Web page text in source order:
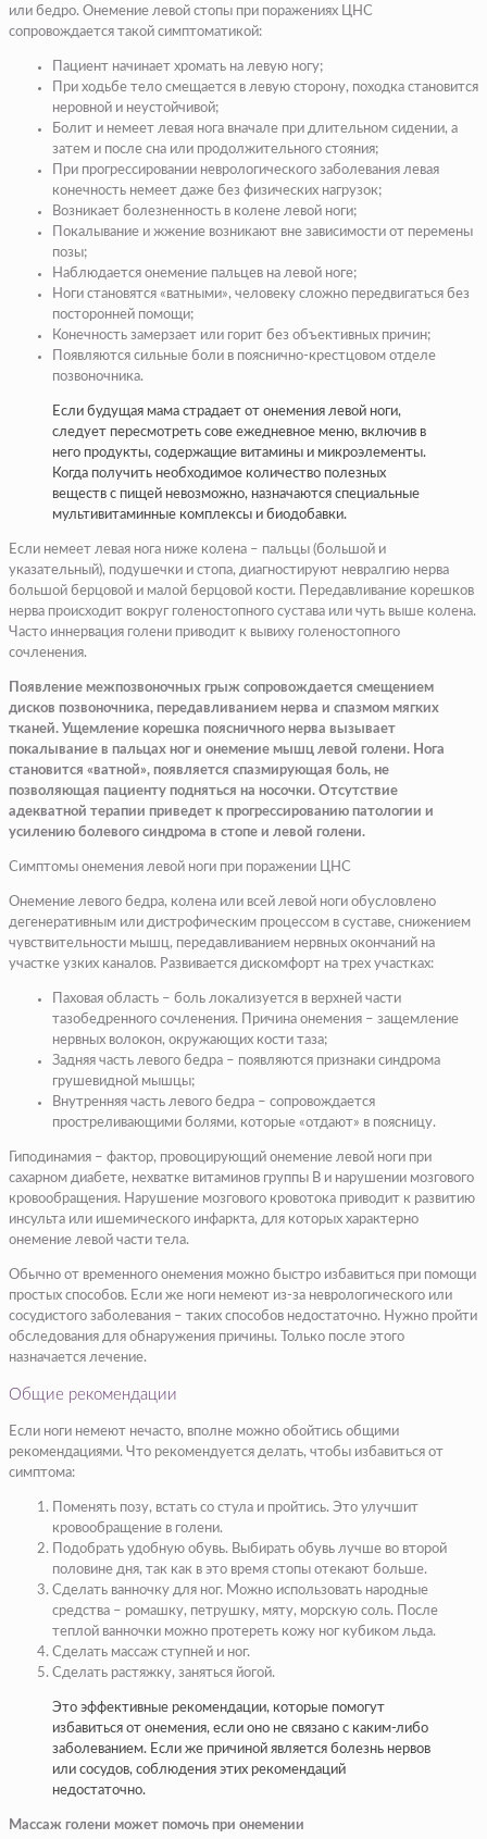
или бедро. Онемение левой стопы при поражениях ЦНС
сопровождается такой симптоматикой:
Пациент начинает хромать на левую ногу;
При ходьбе тело смещается в левую сторону, походка становится
неровной и неустойчивой;
Болит и немеет левая нога вначале при длительном сидении, а
затем и после сна или продолжительного стояния;
При прогрессировании неврологического заболевания левая
конечность немеет даже без физических нагрузок;
Возникает болезненность в колене левой ноги;
Покалывание и жжение возникают вне зависимости от перемены
позы;
Наблюдается онемение пальцев на левой ноге;
Ноги становятся «ватными», человеку сложно передвигаться без
посторонней помощи;
Конечность замерзает или горит без объективных причин;
Появляются сильные боли в пояснично-крестцовом отделе
позвоночника.
Если будущая мама страдает от онемения левой ноги,
следует пересмотреть сове ежедневное меню, включив в
него продукты, содержащие витамины и микроэлементы.
Когда получить необходимое количество полезных
веществ с пищей невозможно, назначаются специальные
мультивитаминные комплексы и биодобавки.
Если немеет левая нога ниже колена – пальцы (большой и
указательный), подушечки и стопа, диагностируют невралгию нерва
большой берцовой и малой берцовой кости. Передавливание корешков
нерва происходит вокруг голеностопного сустава или чуть выше колена.
Часто иннервация голени приводит к вывиху голеностопного
сочленения.
Появление межпозвоночных грыж сопровождается смещением
дисков позвоночника, передавливанием нерва и спазмом мягких
тканей. Ущемление корешка поясничного нерва вызывает
покалывание в пальцах ног и онемение мышц левой голени. Нога
становится «ватной», появляется спазмирующая боль, не
позволяющая пациенту подняться на носочки. Отсутствие
адекватной терапии приведет к прогрессированию патологии и
усилению болевого синдрома в стопе и левой голени.
Симптомы онемения левой ноги при поражении ЦНС
Онемение левого бедра, колена или всей левой ноги обусловлено
дегенеративным или дистрофическим процессом в суставе, снижением
чувствительности мышц, передавливанием нервных окончаний на
участке узких каналов. Развивается дискомфорт на трех участках:
Паховая область – боль локализуется в верхней части
тазобедренного сочленения. Причина онемения – защемление
нервных волокон, окружающих кости таза;
Задняя часть левого бедра – появляются признаки синдрома
грушевидной мышцы;
Внутренняя часть левого бедра – сопровождается
простреливающими болями, которые «отдают» в поясницу.
Гиподинамия – фактор, провоцирующий онемение левой ноги при
сахарном диабете, нехватке витаминов группы В и нарушении мозгового
кровообращения. Нарушение мозгового кровотока приводит к развитию
инсульта или ишемического инфаркта, для которых характерно
онемение левой части тела.
Обычно от временного онемения можно быстро избавиться при помощи
простых способов. Если же ноги немеют из-за неврологического или
сосудистого заболевания – таких способов недостаточно. Нужно пройти
обследования для обнаружения причины. Только после этого
назначается лечение.
Общие рекомендации
Если ноги немеют нечасто, вполне можно обойтись общими
рекомендациями. Что рекомендуется делать, чтобы избавиться от
симптома:
Поменять позу, встать со стула и пройтись. Это улучшит
кровообращение в голени.
Подобрать удобную обувь. Выбирать обувь лучше во второй
половине дня, так как в это время стопы отекают больше.
Сделать ванночку для ног. Можно использовать народные
средства – ромашку, петрушку, мяту, морскую соль. После
теплой ванночки можно протереть кожу ног кубиком льда.
Сделать массаж ступней и ног.
Сделать растяжку, заняться йогой.
Это эффективные рекомендации, которые помогут
избавиться от онемения, если оно не связано с каким-либо
заболеванием. Если же причиной является болезнь нервов
или сосудов, соблюдения этих рекомендаций
недостаточно.
Массаж голени может помочь при онемении